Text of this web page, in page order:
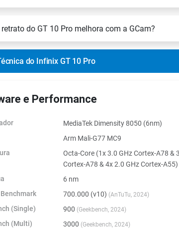
do GT 10 Pro melhora com a GCam?
do Infinix GT 10 Pro
e Performance
MediaTek Dimensity 8050 (6nm)
Arm Mali-G77 MC9
Octa-Core (1x 3.0 GHz Cortex-A78 &
Cortex-A78 & 4x 2.0 GHz Cortex-A55)
6 nm
700.000 (v10) (AnTuTu, 2024)
(Single) 900 (Geekbench, 2024)
(Multi) 3000 (Geekbench, 2024)